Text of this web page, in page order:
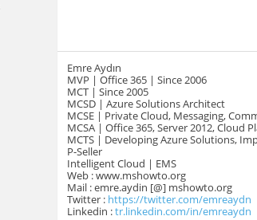
Emre Aydın
MVP | Office 365 | Since 2006
MCT | Since 2005
MCSD | Azure Solutions Architect
MCSE | Private Cloud, Messaging,
MCSA | Office 365, Server 2012, Cloud
MCTS | Developing Azure Solutions,
P-Seller
Intelligent Cloud | EMS
Web : www.mshowto.org
Mail : emre.aydin [@] mshowto.org
Twitter : https://twitter.com/emreaydn
Linkedin :tr.linkedin.com/in/emreaydn